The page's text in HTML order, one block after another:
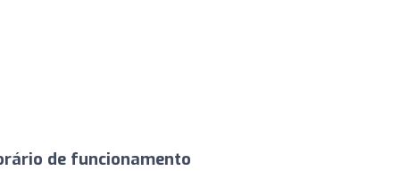
de funcionamento